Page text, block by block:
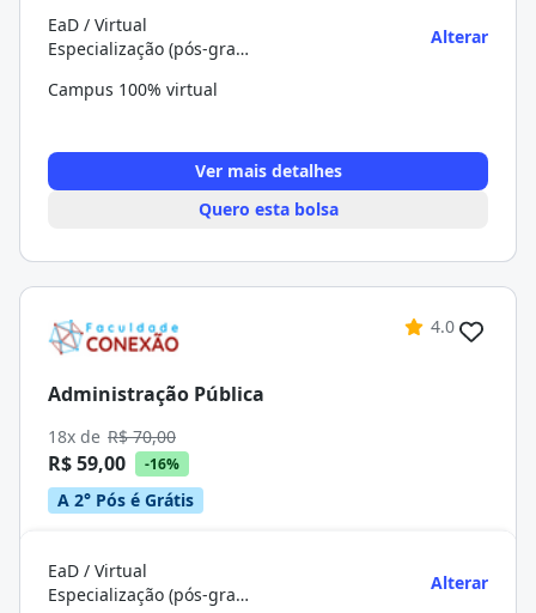
EaD / Virtual
Especialização (pós-graduação)
Alterar
Campus 100% virtual
Ver mais detalhes
Quero esta bolsa
4.0
Administração Pública
18x de R$ 70,00
R$ 59,00 -16%
A 2° Pós é Grátis
EaD / Virtual
Especialização (pós-graduação)
Alterar